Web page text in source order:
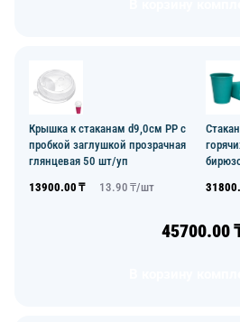
Крышка к стаканам d9,0см PP с
пробкой заглушкой прозрачная
глянцевая 50 шт/уп
13900.00 ₸ 13.90 ₸/шт
45700.00